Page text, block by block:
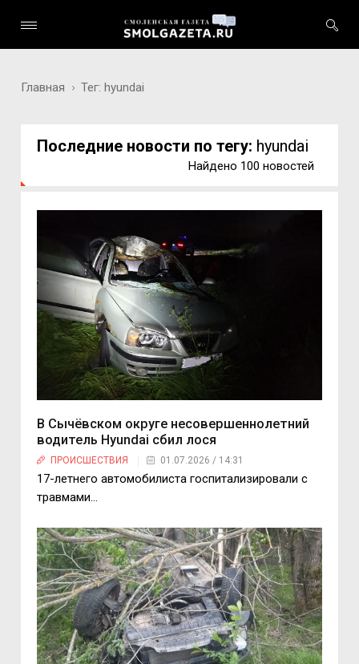
Главная Тег: hyundai
Последние новости по тегу: hyundai
Найдено 100 новостей
В Сычёвском округе несовершеннолетний
водитель Hyundai сбил лося
ПРОИСШЕСТВИЯ 01.07.2026 / 14:31
17-летнего автомобилиста госпитализировали с
травмами…